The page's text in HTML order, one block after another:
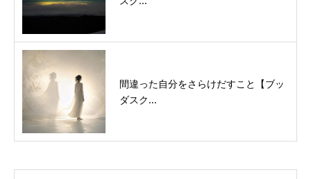
間違った自分をさらけだすこと【ブッ
ダスク...